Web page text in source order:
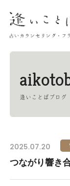
逢いことばブログ
2025.07.20
つながり響き